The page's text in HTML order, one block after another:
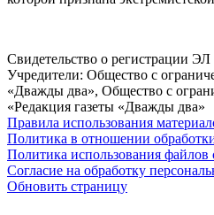
Свидетельство о регистрации
Учредители: Общество с
«Дважды два», Общество с
«Редакция газеты «Дважды два»
Правила использования
Политика в отношении
Политика использования файлов
Согласие на обработку
Обновить страницу